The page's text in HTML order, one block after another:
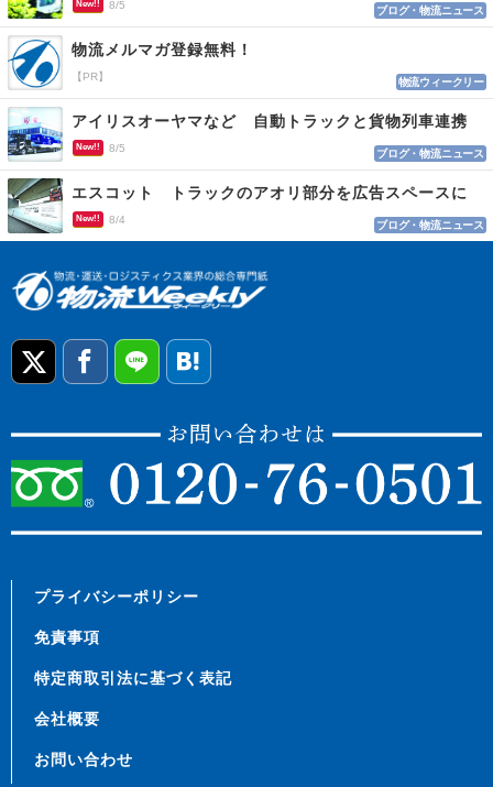
New!! 8/5 ブログ・物流ニュース
物流メルマガ登録無料！
【PR】 物流ウィークリー
アイリスオーヤマなど 自動トラックと貨物列車連携
New!! 8/5 ブログ・物流ニュース
エスコット トラックのアオリ部分を広告スペースに
New!! 8/4 ブログ・物流ニュース
プライバシーポリシー
免責事項
特定商取引法に基づく表記
会社概要
お問い合わせ